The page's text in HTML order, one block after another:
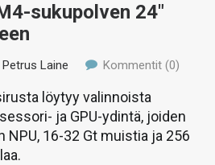
sukupolven 24″
Petrus Laine Kommentit (0)
löytyy valinnoista
ja GPU-ydintä, joiden
NPU, 16-32 Gt muistia ja 256